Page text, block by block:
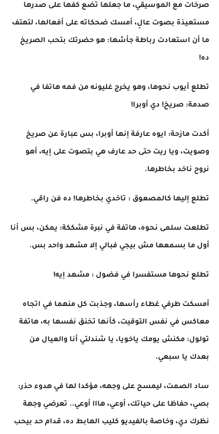
صرخات مع الموسيقي، ما جعلها تضع كفها على صدرها
مستعيذة بصوت عالِ، أمسك ضحكاته على أفعالها، لتهتف
ما أن استعادت رباطة جأشها: هو حضرتك بتحب الصريخ
ده!
تطلع أيوب نحوها، وهو يخرج غليونه من فمه هاتفا في
صدمة: صريخ! دي أوبرا!
أكدت مازحة: ايوه عارفة إنها أوبرا، بس عبارة عن صريخ
وصويت، ويا ريت حتى حد عارف هي بتصوت على إيه، أهو
نروح ناخد بخاطرها.
تطلع إليها كالمصعوق : تاخدي بخاطرها! ده فن راقي.
تطلعت سلمى نحوه، هاتفة في نبرة مشككة: يمكن، بس أنا
أول ما بسمعها مش بيجي فبالي إلا مشهد واحد بس.
تطلع نحوها مستفسرا في فضول : مشهد إيه!
أمسكت طرفي غطاء رأسها، وجذبت كل منهما في اتجاه
معاكس في نفس التوقيت، كأنها تخنق نفسها به، هاتفة
تولول: مكنش يومك ياخويا، يا شندلتي أنا والعيال من
بعدك يا سبعي.
ساد الصمت، ليمسح على وجهه، مؤكدا لها في هدوء حذر:
بصي، حفاظا على حياتك، أوعي، هااا أوعي.. تعرضي وجهة
نظرك دي، وخاصة بالفيديو كليب الهابط ده، قدام حد بيحب